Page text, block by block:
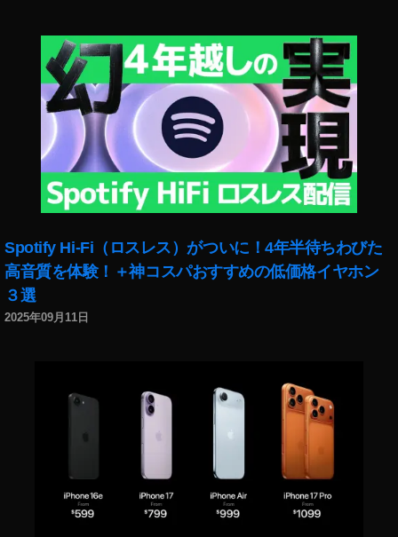
Spotify Hi-Fi（ロスレス）がついに！4年半待ちわびた
高音質を体験！＋神コスパおすすめの低価格イヤホン
３選
2025年09月11日